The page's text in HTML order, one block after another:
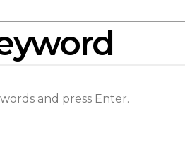
and press Enter.